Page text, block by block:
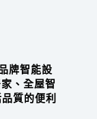
牌智能設
、全屋智
質的便利